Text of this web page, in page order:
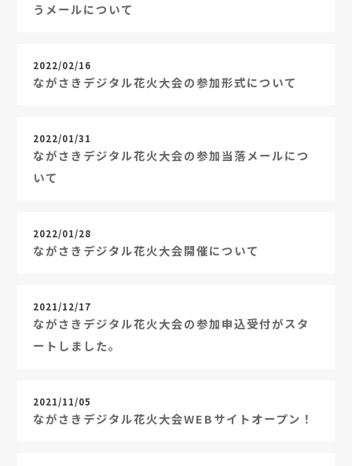
うメールについて
2022/02/16
ながさきデジタル花火大会の参加形式について
2022/01/31
ながさきデジタル花火大会の参加当落メールにつ
いて
2022/01/28
ながさきデジタル花火大会開催について
2021/12/17
ながさきデジタル花火大会の参加申込受付がスタ
ートしました。
2021/11/05
ながさきデジタル花火大会WEBサイトオープン！